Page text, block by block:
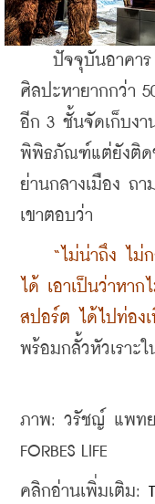
ปัจจุบันอาคาร
ศิลปะหายากกว่า
อีก 3 ชั้นจัดเก็บงา
พิพิธภัณฑ์แต่ยังติด
ย่านกลางเมือง ถ
เขาตอบว่า
“ไม่น่าถึง ไม่ก
ได้ เอาเป็นว่าหา
สปอร์ต ได้ไปท่องเ
พร้อมกลั้วหัวเราะ
ภาพ: วรัชญ์ แพท
FORBES LIFE
คลิกอ่านเพิ่มเติม: